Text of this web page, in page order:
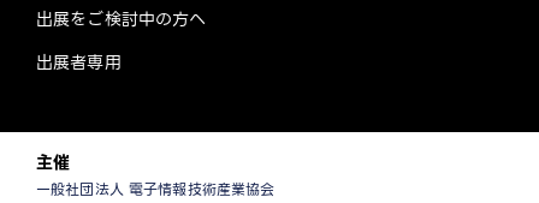
出展をご検討中の方へ
出展者専用
主催
一般社団法人 電子情報技術産業協会